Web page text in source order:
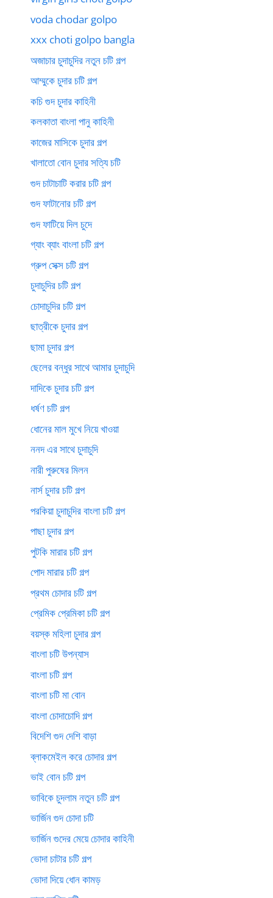
voda chodar golpo
xxx choti golpo bangla
অজাচার চুদাচুদির নতুন চটি গল্প
আম্মুকে চুদার চটি গল্প
কচি গুদ চুদার কাহিনী
কলকাতা বাংলা পানু কাহিনী
কাজের মাসিকে চুদার গল্প
খালাতো বোন চুদার সত্যি চটি
গুদ চাটাচাটি করার চটি গল্প
গুদ ফাটানোর চটি গল্প
গুদ ফাটিয়ে দিল চুদে
গ্যাং ব্যাং বাংলা চটি গল্প
গ্রুপ সেক্স চটি গল্প
চুদাচুদির চটি গল্প
চোদাচুদির চটি গল্প
ছাত্রীকে চুদার গল্প
ছামা চুদার গল্প
ছেলের বন্ধুর সাথে আমার চুদাচুদি
দাদিকে চুদার চটি গল্প
ধর্ষণ চটি গল্প
ধোনের মাল মুখে নিয়ে খাওয়া
ননদ এর সাথে চুদাচুদি
নারী পুরুষের মিলন
নার্স চুদার চটি গল্প
পরকিয়া চুদাচুদির বাংলা চটি গল্প
পাছা চুদার গল্প
পুটকি মারার চটি গল্প
পোদ মারার চটি গল্প
প্রথম চোদার চটি গল্প
প্রেমিক প্রেমিকা চটি গল্প
বয়স্ক মহিলা চুদার গল্প
বাংলা চটি উপন্যাস
বাংলা চটি গল্প
বাংলা চটি মা বোন
বাংলা চোদাচোদি গল্প
বিদেশি গুদ দেশি বাড়া
ব্লাকমেইল করে চোদার গল্প
ভাই বোন চটি গল্প
ভাবিকে চুদলাম নতুন চটি গল্প
ভার্জিন গুদ চোদা চটি
ভার্জিন গুদের মেয়ে চোদার কাহিনী
ভোদা চাটার চটি গল্প
ভোদা দিয়ে ধোন কামড়